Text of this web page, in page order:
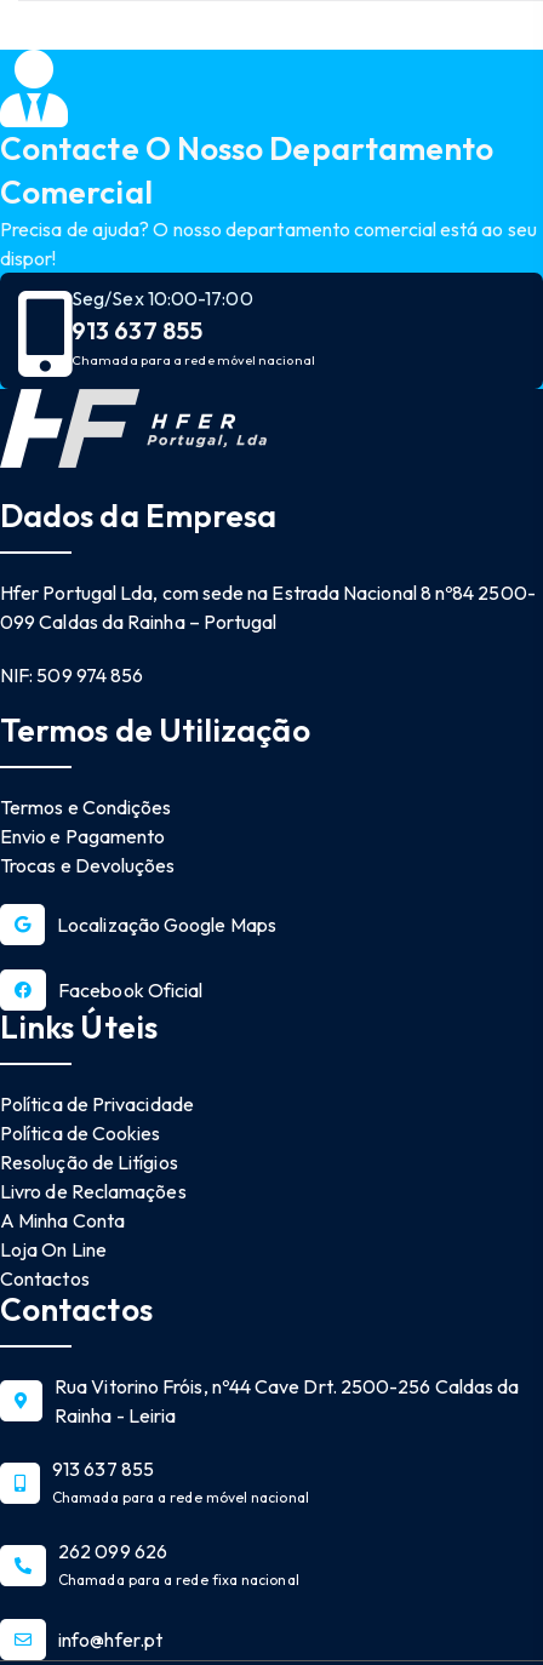
Contacte O Nosso Departamento
Comercial
Precisa de ajuda? O nosso departamento comercial está ao seu
dispor!
Seg/Sex 10:00-17:00
913 637 855
Chamada para a rede móvel nacional
Dados da Empresa
Hfer Portugal Lda, com sede na Estrada Nacional 8 nº84 2500-
099 Caldas da Rainha – Portugal
NIF: 509 974 856
Termos de Utilização
Termos e Condições
Envio e Pagamento
Trocas e Devoluções
Localização Google Maps
Facebook Oficial
Links Úteis
Política de Privacidade
Política de Cookies
Resolução de Litígios
Livro de Reclamações
A Minha Conta
Loja On Line
Contactos
Contactos
Rua Vitorino Fróis, nº44 Cave Drt. 2500-256 Caldas da
Rainha - Leiria
913 637 855
Chamada para a rede móvel nacional
262 099 626
Chamada para a rede fixa nacional
info@hfer.pt